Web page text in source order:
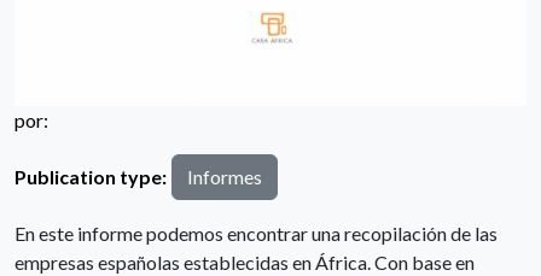
por:
Publication type: Informes
En este informe podemos encontrar una recopilación de las
empresas españolas establecidas en África. Con base en